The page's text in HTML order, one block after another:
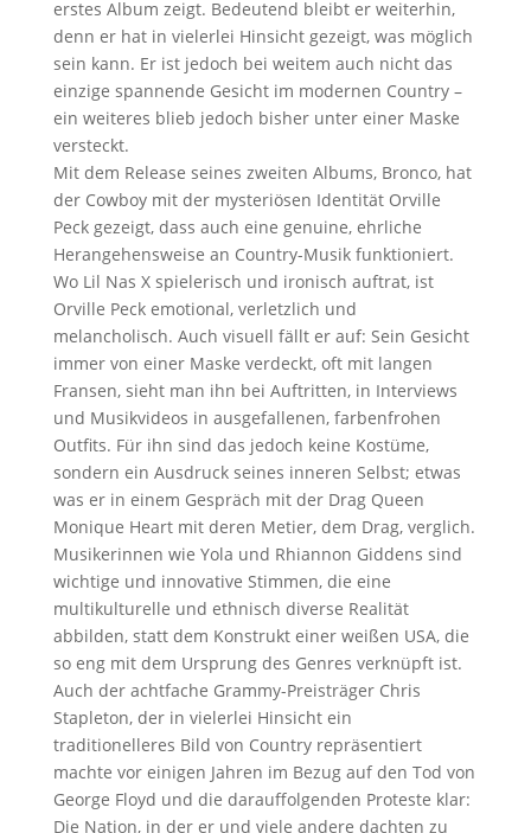
erstes Album zeigt. Bedeutend bleibt er weiterhin,
denn er hat in vielerlei Hinsicht gezeigt, was möglich
sein kann. Er ist jedoch bei weitem auch nicht das
einzige spannende Gesicht im modernen Country –
ein weiteres blieb jedoch bisher unter einer Maske
versteckt.
Mit dem Release seines zweiten Albums, Bronco, hat
der Cowboy mit der mysteriösen Identität Orville
Peck gezeigt, dass auch eine genuine, ehrliche
Herangehensweise an Country-Musik funktioniert.
Wo Lil Nas X spielerisch und ironisch auftrat, ist
Orville Peck emotional, verletzlich und
melancholisch. Auch visuell fällt er auf: Sein Gesicht
immer von einer Maske verdeckt, oft mit langen
Fransen, sieht man ihn bei Auftritten, in Interviews
und Musikvideos in ausgefallenen, farbenfrohen
Outfits. Für ihn sind das jedoch keine Kostüme,
sondern ein Ausdruck seines inneren Selbst; etwas
was er in einem Gespräch mit der Drag Queen
Monique Heart mit deren Metier, dem Drag, verglich.
Musikerinnen wie Yola und Rhiannon Giddens sind
wichtige und innovative Stimmen, die eine
multikulturelle und ethnisch diverse Realität
abbilden, statt dem Konstrukt einer weißen USA, die
so eng mit dem Ursprung des Genres verknüpft ist.
Auch der achtfache Grammy-Preisträger Chris
Stapleton, der in vielerlei Hinsicht ein
traditionelleres Bild von Country repräsentiert
machte vor einigen Jahren im Bezug auf den Tod von
George Floyd und die darauffolgenden Proteste klar:
Die Nation, in der er und viele andere dachten zu